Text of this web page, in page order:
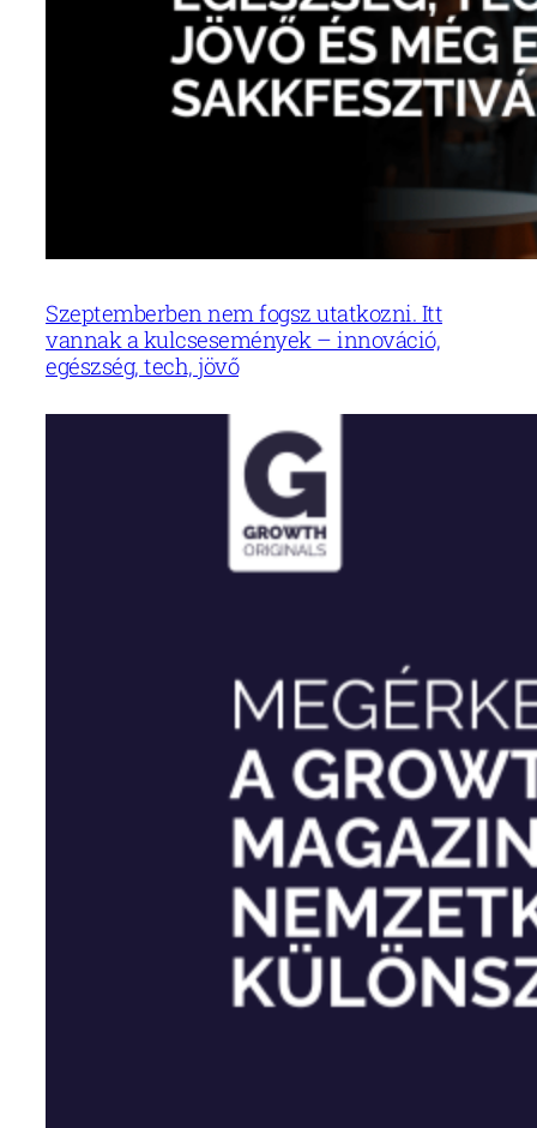
Szeptemberben nem fogsz utatkozni. Itt
vannak a kulcsesemények – innováció,
egészség, tech, jövő